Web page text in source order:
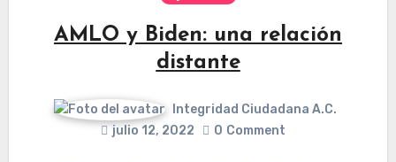
AMLO y Biden: una relación
distante
Integridad Ciudadana A.C.
julio 12, 2022
0 Comment